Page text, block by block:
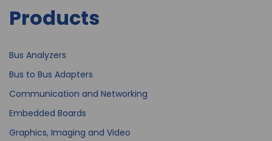
Products
Bus Analyzers
Bus to Bus Adapters
Communication and Networking
Embedded Boards
Graphics, Imaging and Video